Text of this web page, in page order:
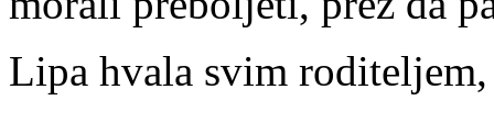
Lipa hvala svim